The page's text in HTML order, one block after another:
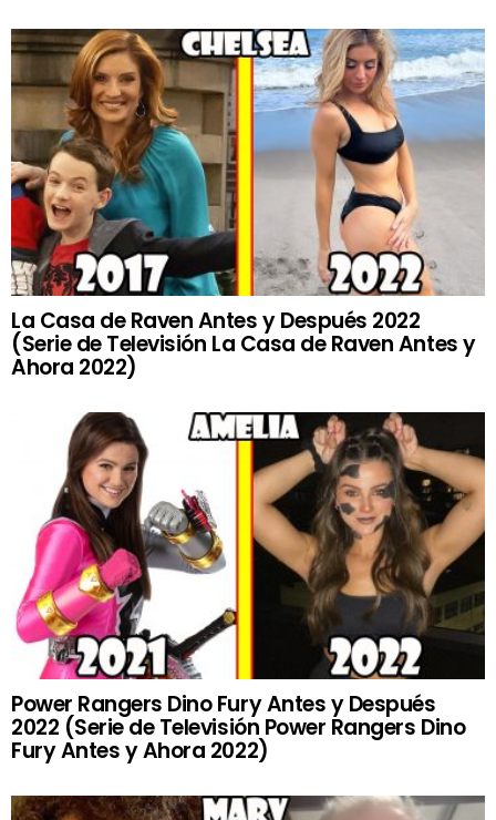
La Casa de Raven Antes y Después 2022
(Serie de Televisión La Casa de Raven Antes y
Ahora 2022)
Power Rangers Dino Fury Antes y Después
2022 (Serie de Televisión Power Rangers Dino
Fury Antes y Ahora 2022)